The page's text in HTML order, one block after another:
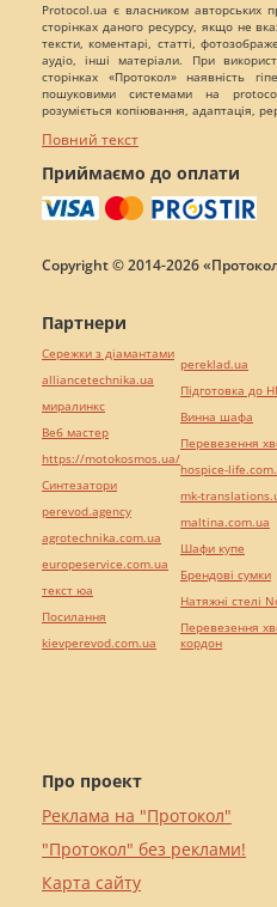
Protocol.ua є власником авторських
сторінках даного ресурсу, якщо не
тексти, коментарі, статті,
аудіо, інші матеріали. При
сторінках «Протокол» наявність
пошуковими системами на
розуміється копіювання, адаптація,
Повний текст
Приймаємо до оплати
Copyright © 2014-2026
Про проект
Реклама на "Протокол"
"Протокол" без реклами!
Карта сайту
Партнери
Сережки з діамантами
alliancetechnika.ua
миралинкс
Веб мастер
https://motokosmos.ua/
Синтезатори
perevod.agency
agrotechnika.com.ua
europeservice.com.ua
текст юа
Посилання
kievperevod.com.ua
pereklad.ua
Підготовка до
Винна шафа
Перевезення
hospice-
mk-
maltina.com.ua
Шафи купе
Брендові сумки
Натяжні стелі
Перевезення
кордон